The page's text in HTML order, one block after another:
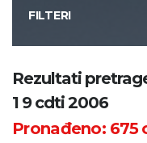
FILTERI
Kategorija
Županija
Rezultati
1 9 cdti 2006
Pronađeno: 675